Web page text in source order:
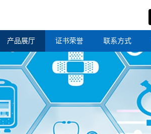
产品展厅 证书荣誉 联系方式